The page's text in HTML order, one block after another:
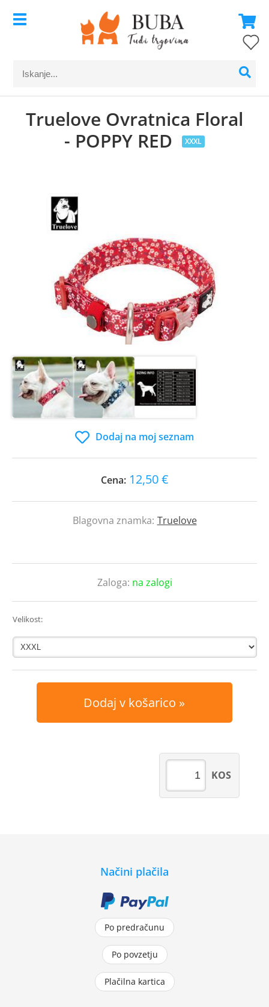
Truelove Ovratnica Floral
- POPPY RED
XXXL
Dodaj na moj seznam
Cena: 12,50 €
Blagovna znamka: Truelove
Zaloga: na zalogi
Velikost:
Dodaj v košarico
KOS
Načini plačila
Po predračunu
Po povzetju
Plačilna kartica